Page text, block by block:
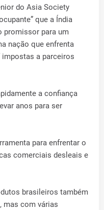
do Asia Society
que a Índia
promissor para um
nação que enfrenta
impostas a parceiros
a confiança
anos para ser
para enfrentar o
comerciais desleais e
brasileiros também
mas com várias